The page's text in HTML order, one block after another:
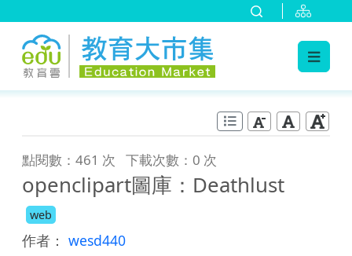
點閱數：461 次 下載次數：0 次
openclipart圖庫：Deathlust
web
作者： wesd440